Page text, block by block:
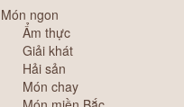
Món ngon
Ẩm thực
Giải khát
Hải sản
Món chay